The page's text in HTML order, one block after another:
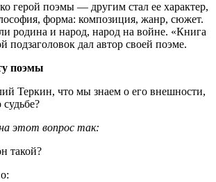
герой поэмы — другим стал ее характер,
форма: композиция, жанр, сюжет.
родина и народ, народ на войне. «Книга
подзаголовок дал автор своей поэме.
поэмы
Теркин, что мы знаем о его внешности,
этот вопрос так:
такой?